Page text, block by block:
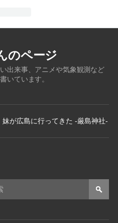
のページ
出来事、アニメや気象観測など
いています。
妹が広島に行ってきた -厳島神社-